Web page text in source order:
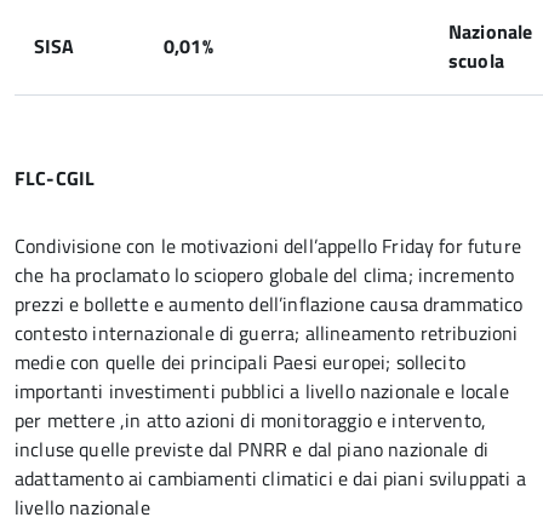
SISA 0,01%
Nazionale
scuola
FLC-CGIL
Condivisione con le motivazioni dell’appello Friday for future
che ha proclamato lo sciopero globale del clima; incremento
prezzi e bollette e aumento dell’inflazione causa drammatico
contesto internazionale di guerra; allineamento retribuzioni
medie con quelle dei principali Paesi europei; sollecito
importanti investimenti pubblici a livello nazionale e locale
per mettere ,in atto azioni di monitoraggio e intervento,
incluse quelle previste dal PNRR e dal piano nazionale di
adattamento ai cambiamenti climatici e dai piani sviluppati a
livello nazionale